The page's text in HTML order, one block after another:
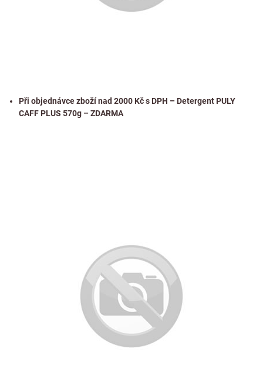
Při objednávce zboží nad 2000 Kč s DPH – Detergent PULY
CAFF PLUS 570g – ZDARMA